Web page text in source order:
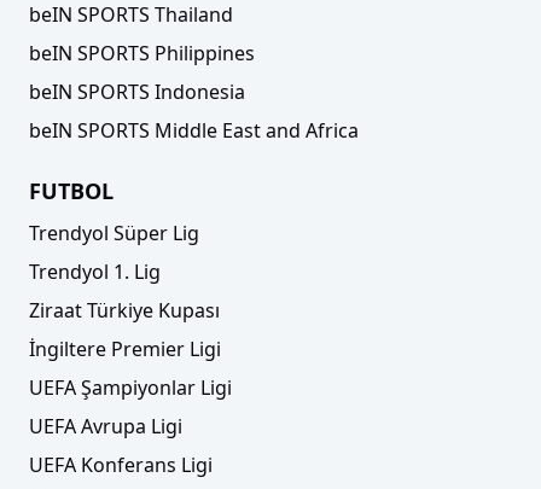
İşte Trabzonspor - Corendon Alanyaspor
maçından öne çıkan notlar
Fatih Tekke, Trabzonspor'da bir ilki başardı!
beIN SPORTS Thailand
beIN SPORTS Philippines
beIN SPORTS Indonesia
beIN SPORTS Middle East and Africa
FUTBOL
Trendyol Süper Lig
Trendyol 1. Lig
Ziraat Türkiye Kupası
İngiltere Premier Ligi
UEFA Şampiyonlar Ligi
UEFA Avrupa Ligi
UEFA Konferans Ligi